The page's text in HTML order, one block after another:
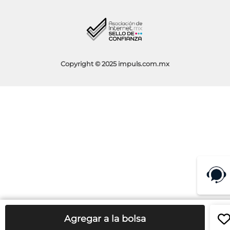
Agregar a la bolsa
Aviso de Privacidad
Copyright © 2025 impuls.com.mx